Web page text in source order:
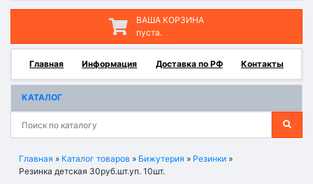
ВАША КОРЗИНА
пуста.
Главная Информация Доставка по РФ Контакты
КАТАЛОГ
Главная » Каталог товаров » Бижутерия » Резинки »
Резинка детская 30руб.шт.уп. 10шт.